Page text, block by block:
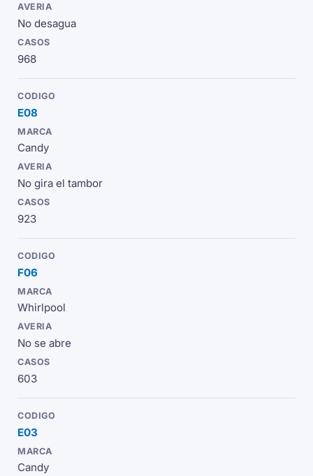
No desagua
968
E08
Candy
No gira el tambor
923
F06
Whirlpool
No se abre
603
E03
Candy